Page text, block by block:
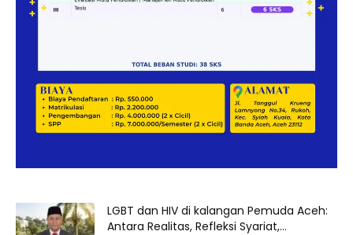
LGBT dan HIV di kalangan Pemuda Aceh:
Antara Realitas, Refleksi Syariat,...